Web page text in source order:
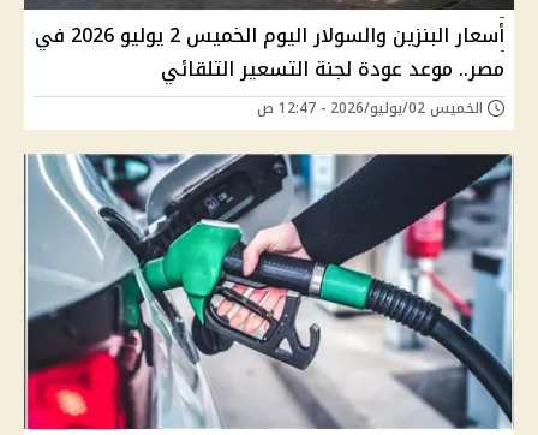
أسعار البنزين والسولار اليوم الخميس 2 يوليو 2026 في
مصر.. موعد عودة لجنة التسعير التلقائي
الخميس 02/يوليو/2026 - 12:47 ص